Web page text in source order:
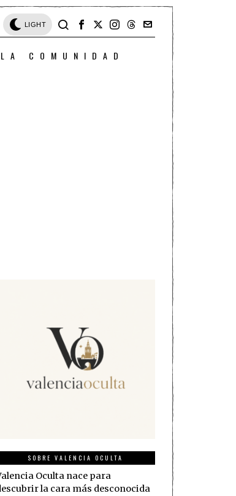
LIGHT
COMUNIDAD
SOBRE VALENCIA OCULTA
Oculta nace para
la cara más desconocida